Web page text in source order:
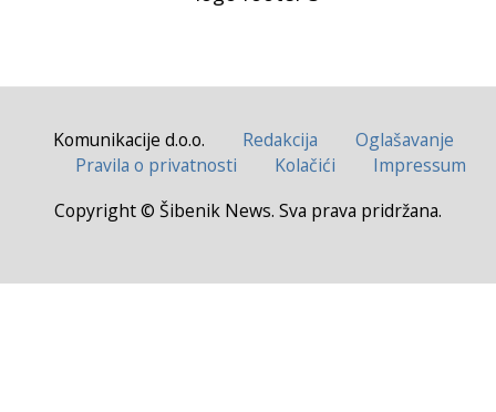
Komunikacije d.o.o. Redakcija
Oglašavanje
Pravila o privatnosti
Kolačići
Impressum
Copyright © Šibenik News. Sva prava pridržana.